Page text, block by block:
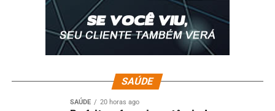
SAÚDE
SAÚDE 20 horas ago